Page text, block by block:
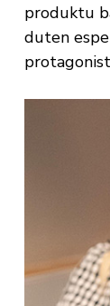
produktu
duten